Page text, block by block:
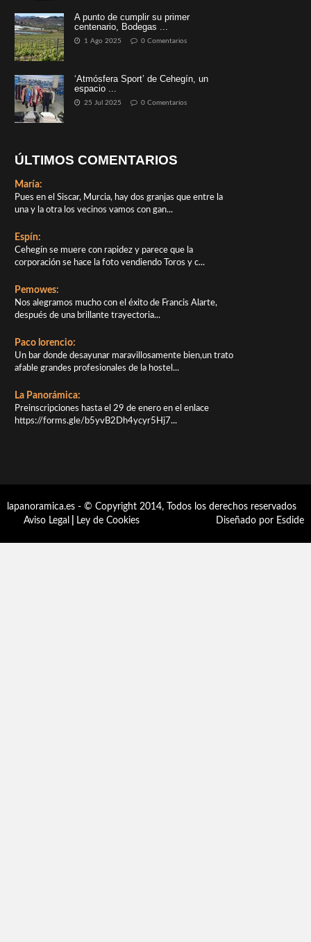
A punto de cumplir su primer
centenario, Bodegas ...
1 Ago 2025 0 Comentarios
‘Atmósfera Sport’ de Cehegín, un
espacio ...
25 Jul 2025 0 Comentarios
ÚLTIMOS COMENTARIOS
María:
Pues en el Siscar, Murcia, hay dos granjas que entre la
una y la otra los vecinos vamos con gan...
Espín:
Cehegín se muere con rapidez y parece que la
corporación se hace la foto vendiendo Toros y c...
Pemowes:
Nos alegramos mucho con el éxito de Francis Alarte,
después de una brillante trayectoria...
Paco lorencio:
Un bar donde desayunar maravillosamente bien,un trato
afable grandes profesionales de la hostel...
La Panorámica:
Preinscripciones hasta el 29 de enero en el enlace
https://forms.gle/b5yvB2Dh4ycyr5Hj7...
lapanoramica.es - © Copyright 2014, Todos los derechos reservados
Aviso Legal
Ley de Cookies Diseñado por Esdide